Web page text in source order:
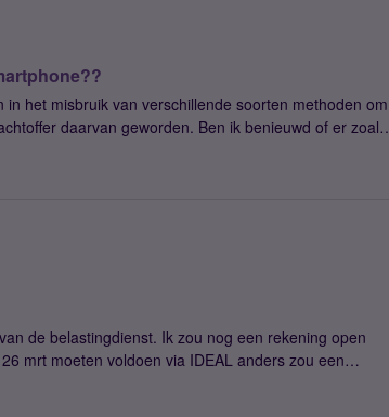
het misbruik van verschillende soorten methoden om
daarvan geworden. Ben ik benieuwd of er zoals
hun smartphone hebben geïnstalleerd.En geloof me. Je
grote klap wanneer je intuïtie, je waakzaamheid je in
de belastingdienst. Ik zou nog een rekening open
mrt moeten voldoen via IDEAL anders zou een
duidelijk dat de link niks met de belastingdienst te
heb ik niet vermeld. [Belastingdienst] Uw